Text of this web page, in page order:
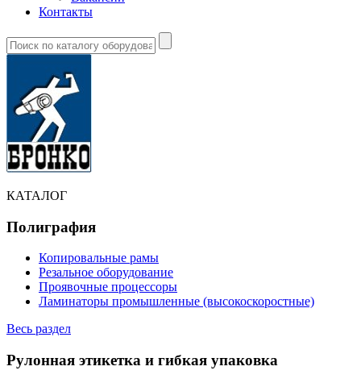
Контакты
КАТАЛОГ
Полиграфия
Копировальные рамы
Резальное оборудование
Проявочные процессоры
Ламинаторы промышленные (высокоскоростные)
Весь раздел
Рулонная этикетка и гибкая упаковка